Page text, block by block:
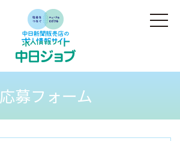
応募フォーム